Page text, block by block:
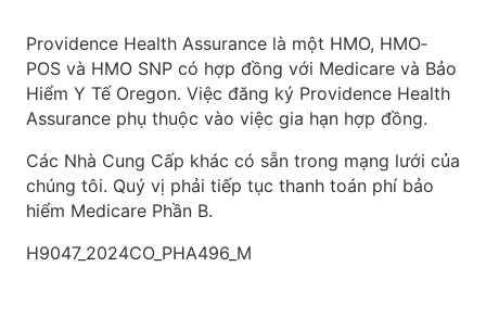
Providence Health Assurance là một HMO, HMO‐
POS và HMO SNP có hợp đồng với Medicare và Bảo
Hiểm Y Tế Oregon. Việc đăng ký Providence Health
Assurance phụ thuộc vào việc gia hạn hợp đồng.
Các Nhà Cung Cấp khác có sẵn trong mạng lưới của
chúng tôi. Quý vị phải tiếp tục thanh toán phí bảo
hiểm Medicare Phần B.
H9047_2024CO_PHA496_M